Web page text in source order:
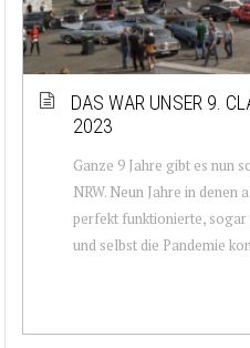
DAS WAR UNSER 9.
2023
Ganze 9 Jahre gibt es nun
NRW. Neun Jahre in
perfekt funktionierte,
und selbst die Pandemie